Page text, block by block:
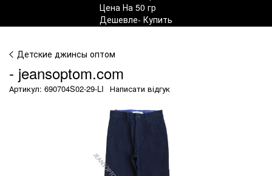
Детские джинсы оптом
- jeansoptom.com
Артикул: 690704S02-29-LI Написати відгук